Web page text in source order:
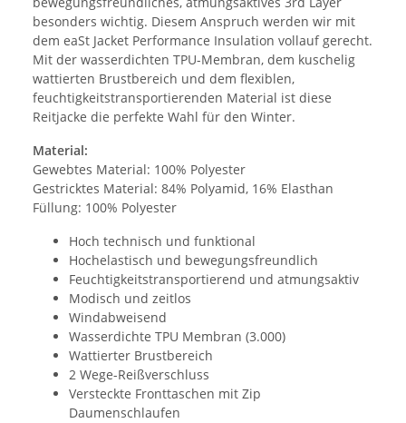
besonders wichtig. Diesem Anspruch werden wir mit
dem eaSt Jacket Performance Insulation vollauf gerecht.
Mit der wasserdichten TPU-Membran, dem kuschelig
wattierten Brustbereich und dem flexiblen,
feuchtigkeitstransportierenden Material ist diese
Reitjacke die perfekte Wahl für den Winter.
Material:
Gewebtes Material: 100% Polyester
Gestricktes Material: 84% Polyamid, 16% Elasthan
Füllung: 100% Polyester
Hoch technisch und funktional
Hochelastisch und bewegungsfreundlich
Feuchtigkeitstransportierend und atmungsaktiv
Modisch und zeitlos
Windabweisend
Wasserdichte TPU Membran (3.000)
Wattierter Brustbereich
2 Wege-Reißverschluss
Versteckte Fronttaschen mit Zip
Daumenschlaufen